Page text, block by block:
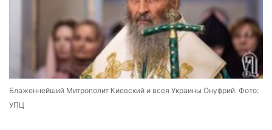
Блаженнейший Митрополит Киевский и всея Украины Онуфрий. Фото:
УПЦ